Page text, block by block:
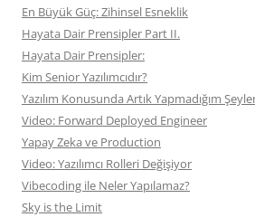
En Büyük Güç: Zihinsel Esneklik
Hayata Dair Prensipler Part II.
Hayata Dair Prensipler:
Kim Senior Yazılımcıdır?
Yazılım Konusunda Artık Yapmadığım
Video: Forward Deployed Engineer
Yapay Zeka ve Production
Video: Yazılımcı Rolleri Değişiyor
Vibecoding ile Neler Yapılamaz?
Sky is the Limit